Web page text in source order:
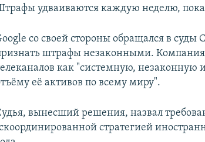
удваиваются каждую неделю, пока
со своей стороны обращался в
штрафы незаконными. Компания
как "системную, незаконную
её активов по всему миру".
вынесший решения, назвал
стратегией